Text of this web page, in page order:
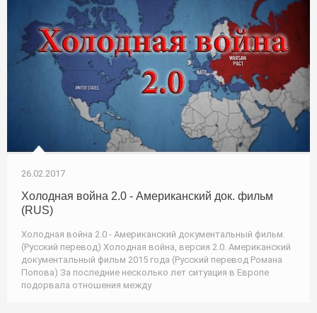
26.02.2017
Холодная война 2.0 - Американский док. фильм
(RUS)
Холодная война 2.0 - Американский документальный фильм.
(Русский перевод) Холодная война, версия 2.0. Американский
документальный фильм 2015 года (Русский перевод Романа
Попова) За последние несколько лет ситуация в Европе
подорвала отношения между